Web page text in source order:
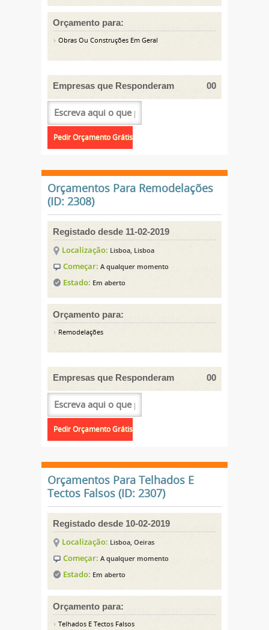
Orçamento para:
Obras Ou Construções Em Geral
Empresas que Responderam 00
Orçamentos Para Remodelações
(ID: 2308)
Registado desde 11-02-2019
Localização: Lisboa, Lisboa
Começar: A qualquer momento
Estado: Em aberto
Orçamento para:
Remodelações
Empresas que Responderam 00
Orçamentos Para Telhados E
Tectos Falsos (ID: 2307)
Registado desde 10-02-2019
Localização: Lisboa, Oeiras
Começar: A qualquer momento
Estado: Em aberto
Orçamento para:
Telhados E Tectos Falsos